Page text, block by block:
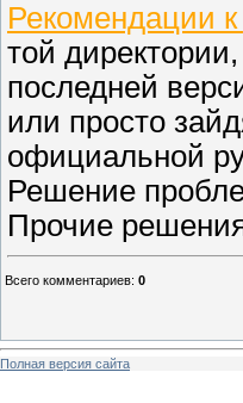
Рекомендации к
той
последней
или просто
официальной
Решение
Прочие
Всего комментариев: 0
Полная версия сайта